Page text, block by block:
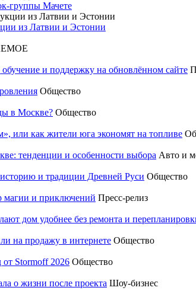
группы Мачете
из Латвии и Эстонии
и поддержку на обновлённом сайте
Общество
в Москве? Общество
или как жители юга экономят на топливе
тенденции и особенности выбора Авто и
и традиции Древней Руси Общество
магии и приключений Пресс-релиз
дом удобнее без ремонта и
на продажу в интернете Общество
от Stormoff 2026 Общество
о жизни после проекта Шоу-бизнес